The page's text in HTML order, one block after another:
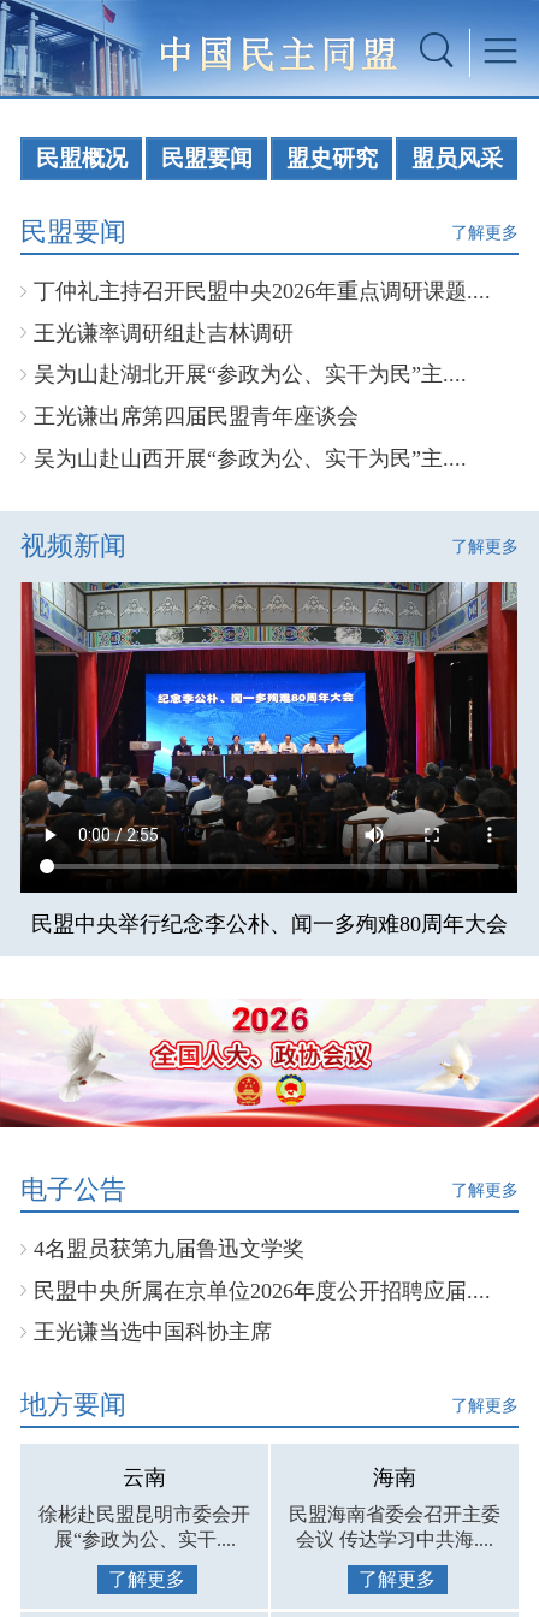
民盟概况 民盟要闻 盟史研究 盟员风采
民盟要闻 了解更多
丁仲礼主持召开民盟中央2026年重点调研课题....
王光谦率调研组赴吉林调研
吴为山赴湖北开展“参政为公、实干为民”主....
王光谦出席第四届民盟青年座谈会
吴为山赴山西开展“参政为公、实干为民”主....
视频新闻 了解更多
民盟中央举行纪念李公朴、闻一多殉难80周年大会
电子公告 了解更多
4名盟员获第九届鲁迅文学奖
民盟中央所属在京单位2026年度公开招聘应届....
王光谦当选中国科协主席
地方要闻 了解更多
云南
徐彬赴民盟昆明市委会开
展“参政为公、实干....
了解更多
海南
民盟海南省委会召开主委
会议 传达学习中共海....
了解更多